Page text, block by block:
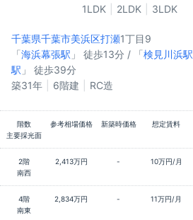
1LDK
2LDK 3LDK
千葉県千葉市美浜区打瀬1丁目9
「海浜幕張駅 」 徒歩13分 / 「検見川浜駅
駅 」 徒歩39分
築31年
6階建 RC造
階数 参考相場価格 新築時価格 想定賃料
主要採光面
2階 2,413万円 - 10万円/月
南西
4階 2,834万円 - 11万円/月
南東